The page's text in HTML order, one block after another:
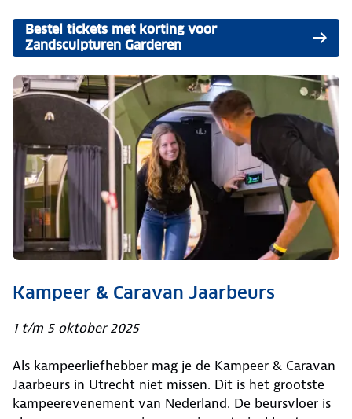
Bestel tickets met korting voor
Zandsculpturen Garderen
Kampeer & Caravan Jaarbeurs
1 t/m 5 oktober 2025
Als kampeerliefhebber mag je de Kampeer & Caravan
Jaarbeurs in Utrecht niet missen. Dit is het grootste
kampeerevenement van Nederland. De beursvloer is